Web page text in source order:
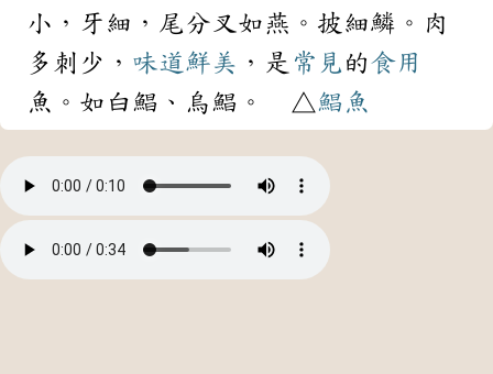
小，牙細，尾分叉如燕。披細鱗。肉
多刺少， 味道鮮美 ，是 常見 的食用
魚。如白鯧、烏鯧。 △ 鯧魚